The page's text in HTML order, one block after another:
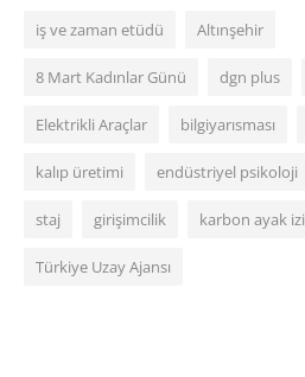
iş ve zaman etüdü Altınşehir
8 Mart Kadınlar Günü dgn plus
Elektrikli Araçlar bilgiyarısması
kalıp üretimi endüstriyel psikoloji
staj girişimcilik karbon ayak izi
Türkiye Uzay Ajansı